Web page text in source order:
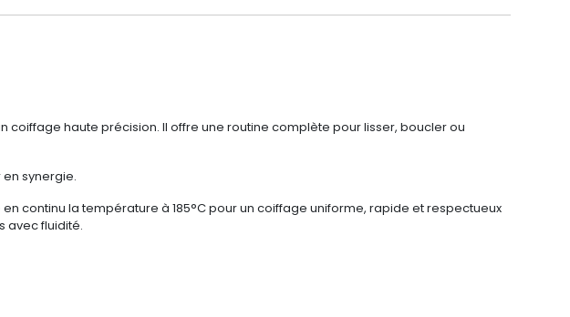
haute précision. Il offre une routine complète pour lisser, boucler ou
synergie.
continu la température à 185°C pour un coiffage uniforme, rapide et respectueux
avec fluidité.